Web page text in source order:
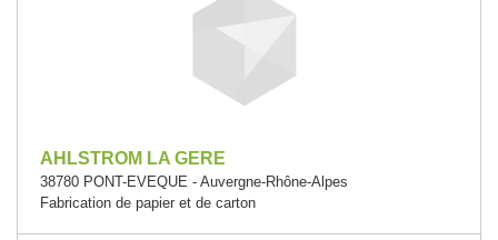
AHLSTROM LA GERE
38780 PONT-EVEQUE - Auvergne-Rhône-Alpes
Fabrication de papier et de carton